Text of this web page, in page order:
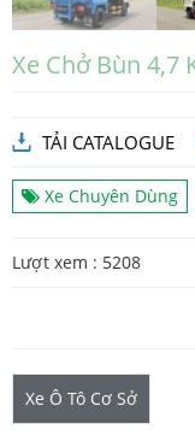
Xe Chở Bùn 4,7
TẢI CATALOGUE
Xe Chuyên Dùng
Lượt xem : 5208
Xe Ô Tô Cơ Sở